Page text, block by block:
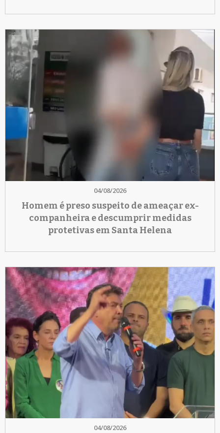
04/08/2026
Homem é preso suspeito de ameaçar ex-
companheira e descumprir medidas
protetivas em Santa Helena
04/08/2026